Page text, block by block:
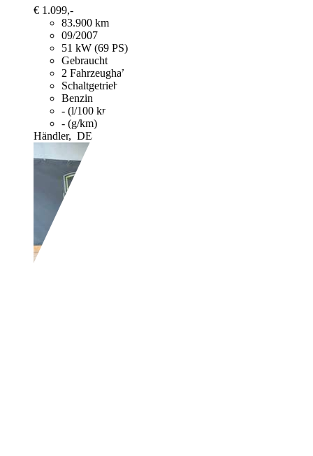
€ 1.099,-
83.900 km
09/2007
51 kW (69 PS)
Gebraucht
2 Fahrzeughalter
Schaltgetriebe
Benzin
- (l/100 km)
- (g/km)
Händler, DE-04178 Leipzig Burghausen Rückmarsdorf
1.6 linea sol | 46tkm |